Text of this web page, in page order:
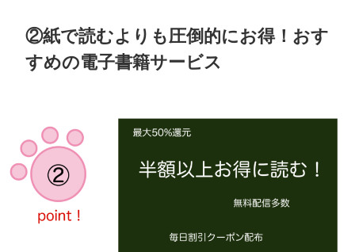
②紙で読むよりも圧倒的にお得！おす
すめの電子書籍サービス